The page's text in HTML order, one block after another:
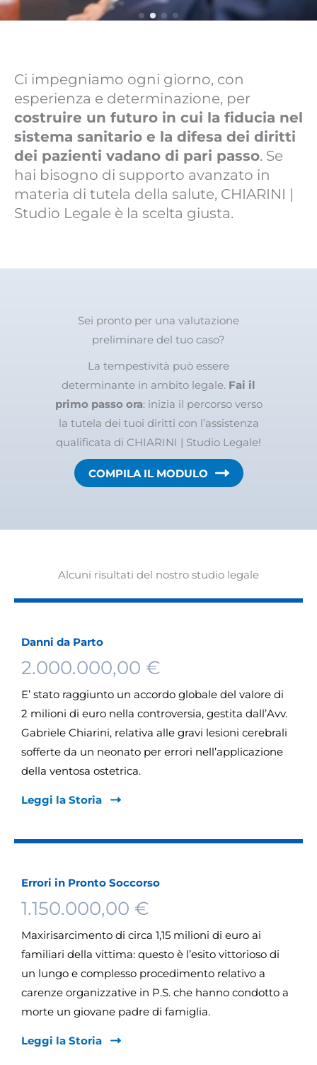
Ci impegniamo ogni giorno, con
esperienza e determinazione, per
costruire un futuro in cui la fiducia nel
sistema sanitario e la difesa dei diritti
dei pazienti vadano di pari passo. Se
hai bisogno di supporto avanzato in
materia di tutela della salute, CHIARINI |
Studio Legale è la scelta giusta.
Sei pronto per una valutazione
preliminare del tuo caso?
La tempestività può essere
determinante in ambito legale. Fai il
primo passo ora: inizia il percorso verso
la tutela dei tuoi diritti con l’assistenza
qualificata di CHIARINI | Studio Legale!
COMPILA IL MODULO
Alcuni risultati del nostro studio legale
Danni da Parto
2.000.000,00 €
E’ stato raggiunto un accordo globale del valore di
2 milioni di euro nella controversia, gestita dall’Avv.
Gabriele Chiarini, relativa alle gravi lesioni cerebrali
sofferte da un neonato per errori nell’applicazione
della ventosa ostetrica.
Leggi la Storia
Errori in Pronto Soccorso
1.150.000,00 €
Maxirisarcimento di circa 1,15 milioni di euro ai
familiari della vittima: questo è l’esito vittorioso di
un lungo e complesso procedimento relativo a
carenze organizzative in P.S. che hanno condotto a
morte un giovane padre di famiglia.
Leggi la Storia